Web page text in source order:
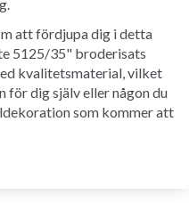
att fördjupa dig i detta
5125/35" broderisats
kvalitetsmaterial, vilket
för dig själv eller någon du
som kommer att